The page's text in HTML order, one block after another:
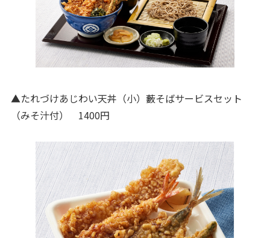
▲たれづけあじわい天丼（小）藪そばサービスセット
（みそ汁付） 1400円